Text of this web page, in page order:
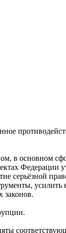
в основном
серьёзной
законов.